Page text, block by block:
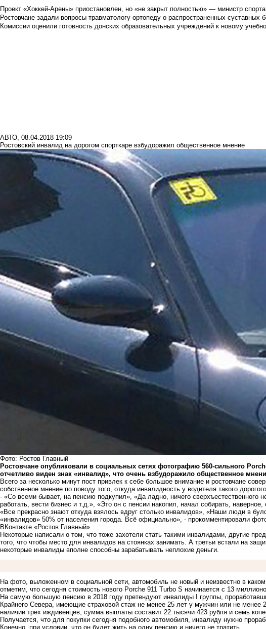
Проект «Хоккей-Арены» приостановлен, но «не закрыт полностью» — министр
Ростовчане задали вопросы травматологу-ортопеду о распространенных суставных
Комиссии оценили готовность донских образовательных учреждений к новому
АВТО, 08.04.2018 19:09
Ростовский инвалид на дорогом спорткаре взбудоражил общественное мнение
Фото: Ростов Главный
Ростовчане опубликовали в социальных сетях фотографию 560-сильного
отчетливо виден знак «инвалид», что очень взбудоражило общественное
Всего за несколько минут пост привлек к себе большое внимание и ростовчане
собственное мнение по поводу того, откуда инвалидность у водителя такого
- «Со всеми бывает, на пенсию подкупил», «Да ладно, ничего сверхъестественного
работать, вести бизнес и т.д.», «Это он с пенсии накопил, начал собирать, наверное,
«Все прекрасно знают откуда взялось вдруг столько инвалидов», «Наши люди в
«инвалидов» 50% от населения города. Всё официально», - прокомментировали
ВКонтакте «Ростов Главный».
Некоторые написали о том, что тоже захотели стать такими инвалидами, другие
того, что чтобы место для инвалидов на стоянках занимать. А третьи встали на
некоторые инвалиды вполне способны зарабатывать неплохие деньги.
На фото, выложенном в социальной сети, автомобиль не новый и неизвестно в
отметим, что сегодня стоимость нового Porche 911 Turbo S начинается с 13
На самую большую пенсию в 2018 году претендуют инвалиды I группы,
Крайнего Севера, имеющие страховой стаж не менее 25 лет у мужчин или не менее
наличии трех иждивенцев, сумма выплаты составит 22 тысячи 423 рубля и семь
Получается, что для покупки сегодня подобного автомобиля, инвалиду нужно
Конечно, при условии, что он будет жить на одну пенсию и ничего не тратить.